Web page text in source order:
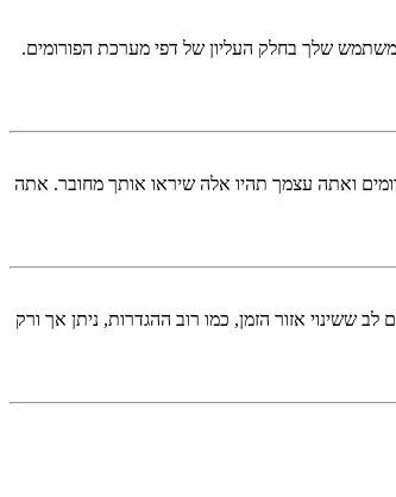
שלך בחלק העליון של דפי מערכת הפורומים.
ואתה עצמך תהיו אלה שיראו אותך מחובר. אתה
ששינוי אזור הזמן, כמו רוב ההגדרות, ניתן אך ורק